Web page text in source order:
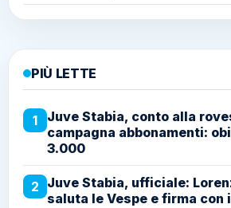
PIÙ LETTE
1
Juve Stabia, conto alla
campagna abbonamenti:
3.000
2 Juve Stabia, ufficiale:
saluta le Vespe e firma con